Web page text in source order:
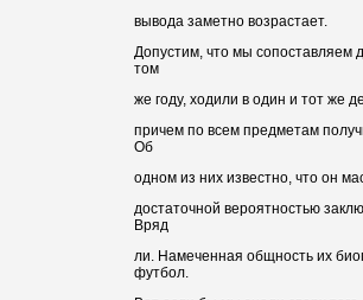
вывода заметно возрастает.
Допустим, что мы сопоставляем
том
же году, ходили в один и тот же
причем по всем предметам
Об
одном из них известно, что он
достаточной вероятностью
Вряд
ли. Намеченная общность их
футбол.